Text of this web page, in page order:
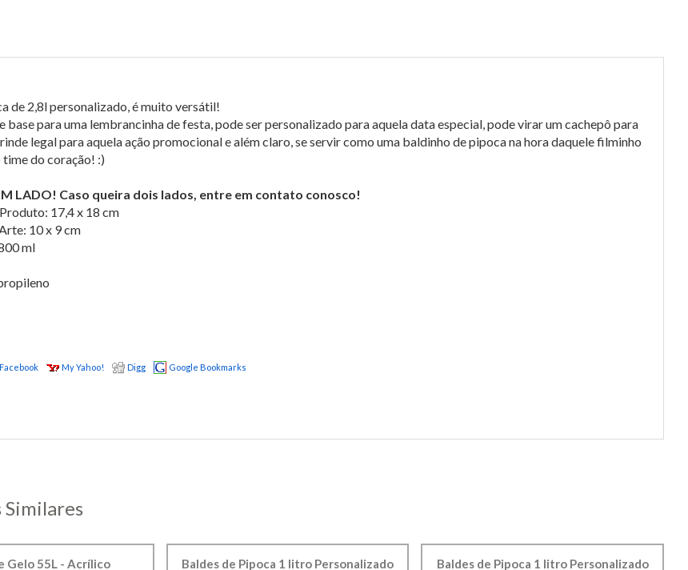
de 2,8l personalizado, é muito versátil!
base para uma lembrancinha de festa, pode ser personalizado para aquela data especial, pode virar um cachepô para
legal para aquela ação promocional e além claro, se servir como uma baldinho de pipoca na hora daquele filminho
do coração! :)
LADO! Caso queira dois lados, entre em contato conosco!
17,4 x 18 cm
10 x 9 cm
ml
Facebook My Yahoo! Digg Google Bookmarks
Similares
Gelo 55L - Acrílico
Baldes de Pipoca 1 litro Personalizado
Baldes de Pipoca 1 litro Personalizado